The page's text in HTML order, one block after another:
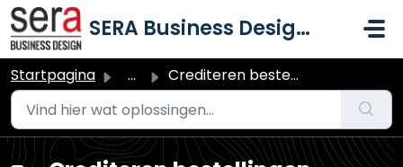
Doorgaan naar hoofdinhoud
SERA Business Design B.V.
Startpagina ... Crediteren bestellingen